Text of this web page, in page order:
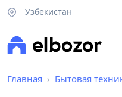
Узбекистан
Главная Бытовая